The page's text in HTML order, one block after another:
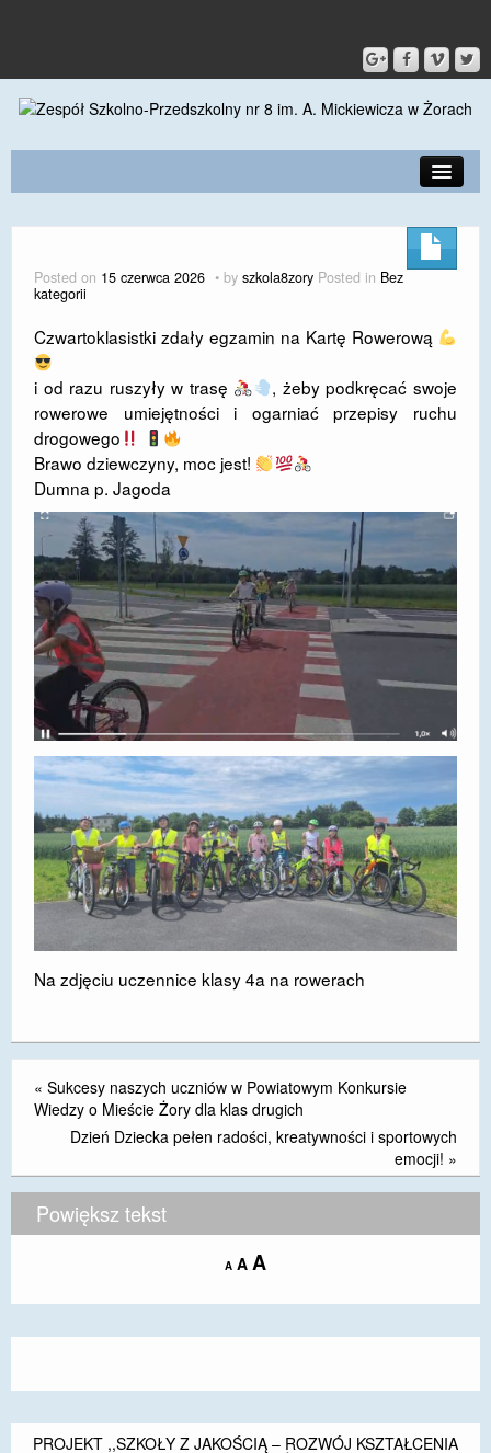
KONTAKT
DLA RODZICÓW I UCZNIÓW
DLA PRACOWNIKÓW
GALERIA
SPORT
DOSTĘPNOŚĆ
POLITYKA PRYWATNOŚCI
RODO
EGZAMIN ÓSMOKLASISTY
STANDARDY OCHRONY MAŁOLETNICH
PROJEKT ,,SZKOŁY Z JAKOŚCIĄ – ROZWÓJ
KSZTAŁCENIA OGÓLNEGO NA TERENIE MIASTA
ŻORY”
REKRUTACJA 2026/2027
mLegitymacja
Posted on 15 czerwca 2026 by szkola8zory Posted in Bez
kategorii
Czwartoklasistki zdały egzamin na Kartę Rowerową
i od razu ruszyły w trasę
, żeby podkręcać swoje
rowerowe umiejętności i ogarniać przepisy ruchu
drogowego
Brawo dziewczyny, moc jest!
Dumna p. Jagoda
Na zdjęciu uczennice klasy 4a na rowerach
« Sukcesy naszych uczniów w Powiatowym Konkursie
Wiedzy o Mieście Żory dla klas drugich
Dzień Dziecka pełen radości, kreatywności i sportowych
emocji! »
Powiększ tekst
A Decrease
size.
A Reset
size.
AIncrease
size.
PROJEKT ,,SZKOŁY Z JAKOŚCIĄ – ROZWÓJ KSZTAŁCENIA